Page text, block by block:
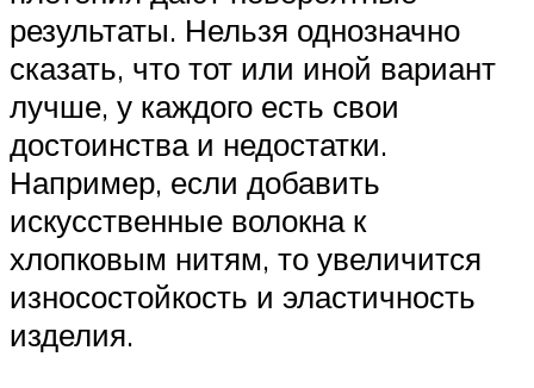
результаты. Нельзя однозначно
сказать, что тот или иной вариант
лучше, у каждого есть свои
достоинства и недостатки.
Например, если добавить
искусственные волокна к
хлопковым нитям, то увеличится
износостойкость и эластичность
изделия.